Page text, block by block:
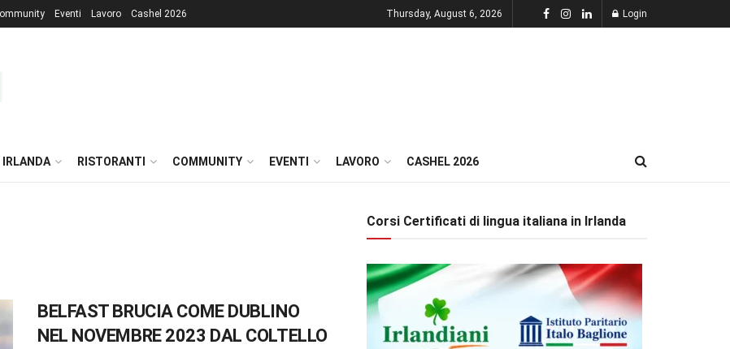
Eventi Lavoro Cashel 2026 Thursday, August 6, 2026 Login
RISTORANTI COMMUNITY EVENTI LAVORO CASHEL 2026
BELFAST BRUCIA COME DUBLINO
NEL NOVEMBRE 2023 DAL COLTELLO
Corsi Certificati di lingua italiana in Irlanda